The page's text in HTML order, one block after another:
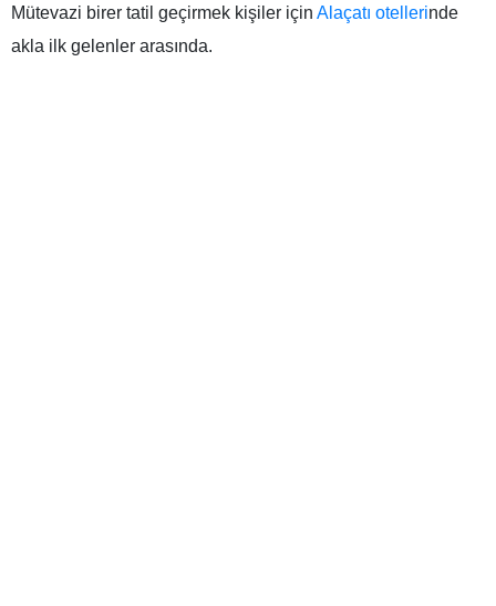
Mütevazi birer tatil geçirmek kişiler için Alaçatı otellerinde
akla ilk gelenler arasında.